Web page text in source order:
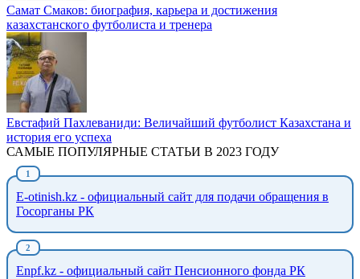
Самат Смаков: биография, карьера и достижения
казахстанского футболиста и тренера
Евстафий Пахлеваниди: Величайший футболист Казахстана и
история его успеха
САМЫЕ ПОПУЛЯРНЫЕ СТАТЬИ В 2023 ГОДУ
E-otinish.kz - официальный сайт для подачи обращения в
Госорганы РК
Enpf.kz - официальный сайт Пенсионного фонда РК